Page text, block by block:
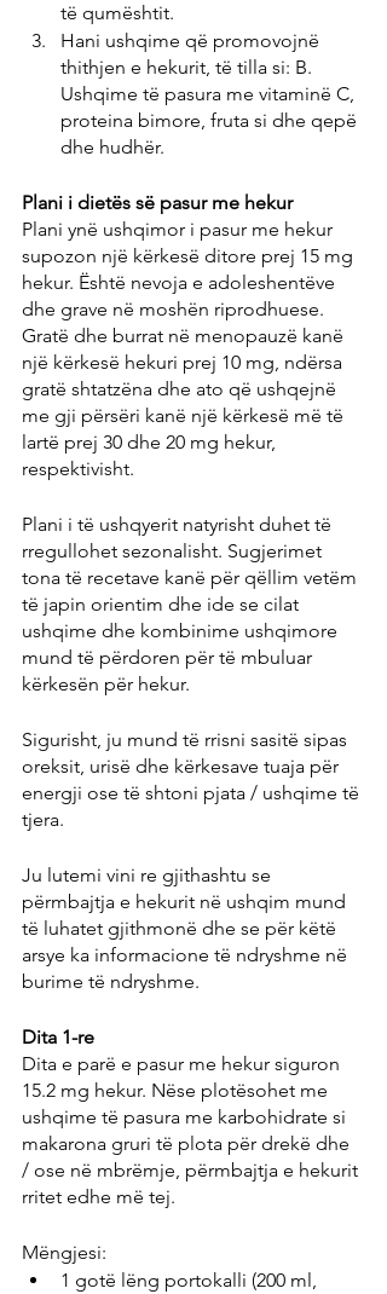
të qumështit.
Hani ushqime që promovojnë
thithjen e hekurit, të tilla si: B.
Ushqime të pasura me vitaminë C,
proteina bimore, fruta si dhe qepë
dhe hudhër.
Plani i dietës së pasur me hekur
Plani ynë ushqimor i pasur me hekur
supozon një kërkesë ditore prej 15 mg
hekur. Është nevoja e adoleshentëve
dhe grave në moshën riprodhuese.
Gratë dhe burrat në menopauzë kanë
një kërkesë hekuri prej 10 mg, ndërsa
gratë shtatzëna dhe ato që ushqejnë
me gji përsëri kanë një kërkesë më të
lartë prej 30 dhe 20 mg hekur,
respektivisht.
Plani i të ushqyerit natyrisht duhet të
rregullohet sezonalisht. Sugjerimet
tona të recetave kanë për qëllim vetëm
të japin orientim dhe ide se cilat
ushqime dhe kombinime ushqimore
mund të përdoren për të mbuluar
kërkesën për hekur.
Sigurisht, ju mund të rrisni sasitë sipas
oreksit, urisë dhe kërkesave tuaja për
energji ose të shtoni pjata / ushqime të
tjera.
Ju lutemi vini re gjithashtu se
përmbajtja e hekurit në ushqim mund
të luhatet gjithmonë dhe se për këtë
arsye ka informacione të ndryshme në
burime të ndryshme.
Dita 1-re
Dita e parë e pasur me hekur siguron
15.2 mg hekur. Nëse plotësohet me
ushqime të pasura me karbohidrate si
makarona gruri të plota për drekë dhe
/ ose në mbrëmje, përmbajtja e hekurit
rritet edhe më tej.
Mëngjesi:
1 gotë lëng portokalli (200 ml,